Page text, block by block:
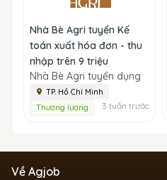
Nhà Bè Agri tuyển Kế
toán xuất hóa đơn - thu
nhập trên 9 triệu
Nhà Bè Agri tuyển dụng
TP. Hồ Chí Minh
Thương lượng
3 tuần trước
Về Agjob